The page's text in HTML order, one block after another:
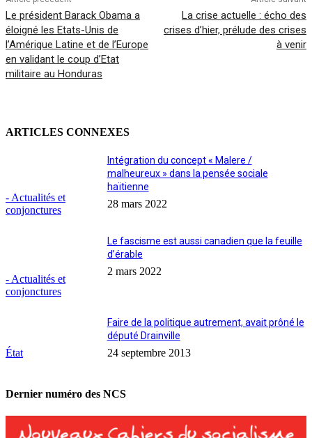
Le président Barack Obama a
éloigné les Etats-Unis de
l’Amérique Latine et de l’Europe
en validant le coup d’Etat
militaire au Honduras
La crise actuelle : écho des
crises d’hier, prélude des crises
à venir
ARTICLES CONNEXES
- Actualités et
conjonctures
Intégration du concept « Malere /
malheureux » dans la pensée sociale
haïtienne
28 mars 2022
- Actualités et
conjonctures
Le fascisme est aussi canadien que la feuille
d’érable
2 mars 2022
État
Faire de la politique autrement, avait prôné le
député Drainville
24 septembre 2013
Dernier numéro des NCS